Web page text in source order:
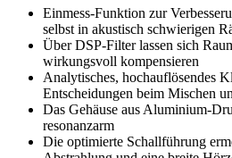
Einmess-Funktion zur
selbst in akustisch schwierigen
Über DSP-Filter lassen sich
wirkungsvoll kompensieren
Analytisches, hochauflösendes
Entscheidungen beim Mischen
Das Gehäuse aus Aluminium-
resonanzarm
Die optimierte Schallführung